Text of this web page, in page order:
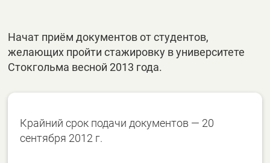
Начат приём документов от студентов,
желающих пройти стажировку в университете
Стокгольма весной 2013 года.
Крайний срок подачи документов — 20
сентября 2012 г.